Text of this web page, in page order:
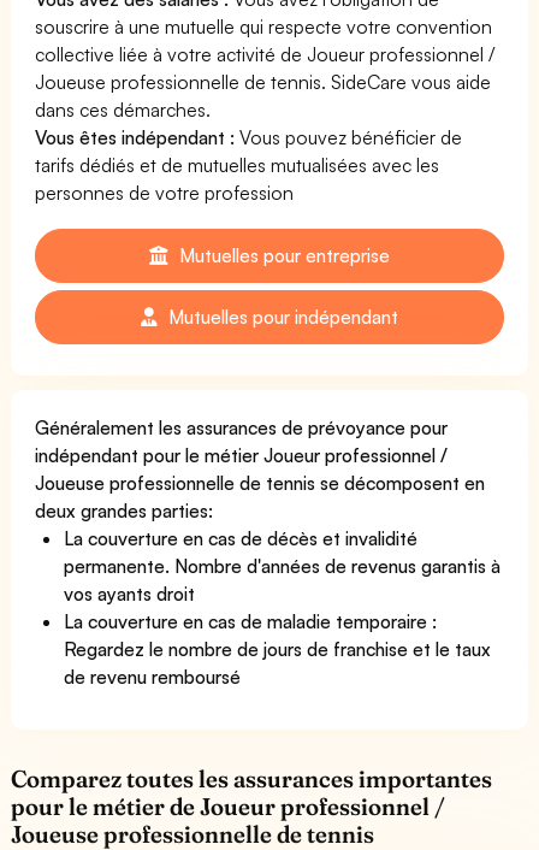
souscrire à une mutuelle qui respecte votre convention
collective liée à votre activité de Joueur professionnel /
Joueuse professionnelle de tennis. SideCare vous aide
dans ces démarches.
Vous êtes indépendant : Vous pouvez bénéficier de
tarifs dédiés et de mutuelles mutualisées avec les
personnes de votre profession
Mutuelles pour entreprise
Mutuelles pour indépendant
Généralement les assurances de prévoyance pour
indépendant pour le métier Joueur professionnel /
Joueuse professionnelle de tennis se décomposent en
deux grandes parties:
La couverture en cas de décès et invalidité
permanente. Nombre d'années de revenus garantis à
vos ayants droit
La couverture en cas de maladie temporaire :
Regardez le nombre de jours de franchise et le taux
de revenu remboursé
Comparez toutes les assurances importantes
pour le métier de Joueur professionnel /
Joueuse professionnelle de tennis